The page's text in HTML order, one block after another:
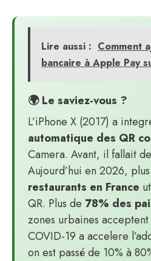
Lire aussi : Comment
bancaire à Apple Pay
🌍 Le saviez-vous ?
L’iPhone X (2017) a
automatique des QR
Camera. Avant, il fallait
Aujourd’hui en 2026,
restaurants en France
QR. Plus de 78% des
zones urbaines
COVID-19 a accelere
on est passé de 10% à